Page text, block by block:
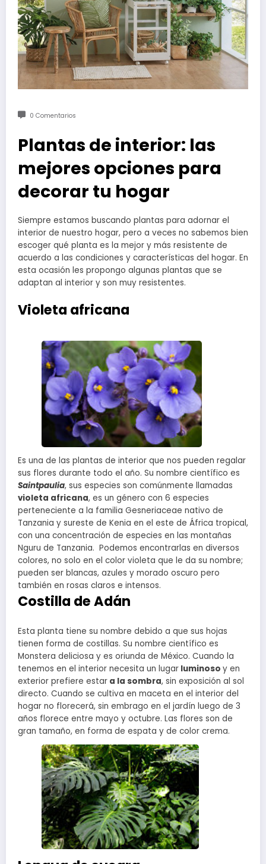
0 Comentarios
Plantas de interior: las
mejores opciones para
decorar tu hogar
Siempre estamos buscando plantas para adornar el
interior de nuestro hogar, pero a veces no sabemos bien
escoger qué planta es la mejor y más resistente de
acuerdo a las condiciones y características del hogar. En
esta ocasión les propongo algunas plantas que se
adaptan al interior y son muy resistentes.
Violeta africana
Es una de las plantas de interior que nos pueden regalar
sus flores durante todo el año. Su nombre científico es
Saintpaulia, sus especies son comúnmente llamadas
violeta africana, es un género con 6 especies
perteneciente a la familia Gesneriaceae nativo de
Tanzania y sureste de Kenia en el este de África tropical,
con una concentración de especies en las montañas
Nguru de Tanzania. Podemos encontrarlas en diversos
colores, no solo en el color violeta que le da su nombre;
pueden ser blancas, azules y morado oscuro pero
también en rosas claros e intensos.
Costilla de Adán
Esta planta tiene su nombre debido a que sus hojas
tienen forma de costillas. Su nombre científico es
Monstera deliciosa y es oriunda de México. Cuando la
tenemos en el interior necesita un lugar luminoso y en
exterior prefiere estar a la sombra, sin exposición al sol
directo. Cuando se cultiva en maceta en el interior del
hogar no florecerá, sin embrago en el jardín luego de 3
años florece entre mayo y octubre. Las flores son de
gran tamaño, en forma de espata y de color crema.